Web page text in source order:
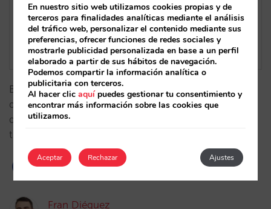
BI, potentes filtros, nuevas gráficas y KPI’s, elección
de modelos de atribución… Optimiza tus campañas
de metasearch con toda la información que tienes a
tu alcance.…
Fran Diéguez
En nuestro sitio web utilizamos cookies propias y de
terceros para finalidades analíticas mediante el análisis
del tráfico web, personalizar el contenido mediante sus
preferencias, ofrecer funciones de redes sociales y
mostrarle publicidad personalizada en base a un perfil
elaborado a partir de sus hábitos de navegación.
Podemos compartir la información analítica o
publicitaria con terceros.
Al hacer clicaquípuedes gestionar tu consentimiento y
encontrar más información sobre las cookies que
utilizamos.
Aceptar Ajustes
Rechazar